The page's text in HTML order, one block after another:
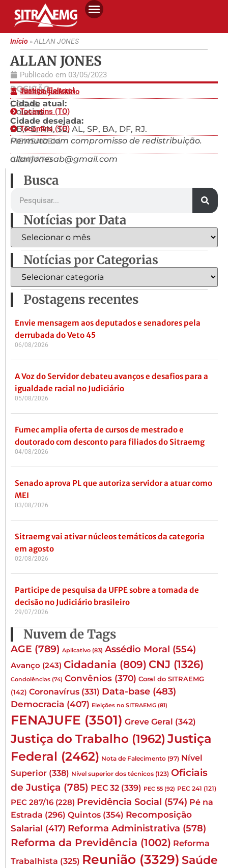
Início»ALLAN JONES
ALLAN JONES
Publicado em 03/05/2023
POSIÇÃO
Justiça Eleitoral
Técnico judiciário
LOCAL
Cidade atual:
Goiatins
Tocantins (TO)
Cidade desejada:
PB,PE, RN, SE, AL, SP, BA, DF, RJ.
Tocantins (TO)
MENSAGEM
Permuta com compromisso de redistribuição.
CONTATO
allanjonesab@gmail.com
Busca
Notícias por Data
Notícias por Categorias
Postagens recentes
Envie mensagem aos deputados e senadores pela
derrubada do Veto 45
06/08/2026
A Voz do Servidor debateu avanços e desafios para a
igualdade racial no Judiciário
05/08/2026
Fumec amplia oferta de cursos de mestrado e
doutorado com desconto para filiados do Sitraemg
04/08/2026
Senado aprova PL que autoriza servidor a atuar como
MEI
03/08/2026
Sitraemg vai ativar núcleos temáticos da categoria
em agosto
02/08/2026
Participe de pesquisa da UFPE sobre a tomada de
decisão no Judiciário brasileiro
29/07/2026
Nuvem de Tags
AGE (789) Aplicativo (83) Assédio Moral (554)
Avanço (243) Cidadania (809) CNJ (1326)
Condolências (74) Convênios (370) Coral do SITRAEMG
(142) Coronavírus (331) Data-base (483)
Democracia (407) Eleições no SITRAEMG (81)
FENAJUFE (3501) Greve Geral (342)
Justiça do Trabalho (1962) Justiça
Federal (2462) Nota de Falecimento (97) Nível
Superior (338) Nível superior dos técnicos (123) Oficiais
de Justiça (785) PEC 32 (339) PEC 55 (92) PEC 241 (121)
PEC 287/16 (228) Previdência Social (574) Pé na
Estrada (296) Quintos (354) Recomposição
Salarial (417) Reforma Administrativa (578)
Reforma da Previdência (1002) Reforma
Trabalhista (325) Reunião (3329) Saúde